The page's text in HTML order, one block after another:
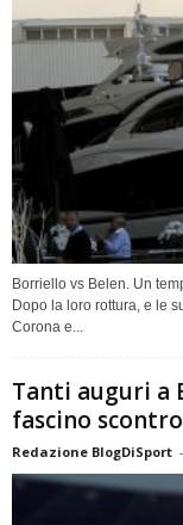
Borriello vs Belen. Un
Dopo la loro rottura, e le
Corona e...
Tanti auguri a
fascino
Redazione BlogDiSport -